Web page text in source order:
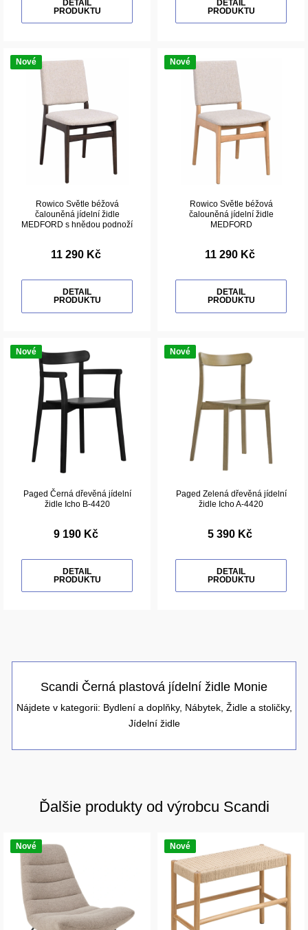
DETAIL
PRODUKTU
DETAIL
PRODUKTU
Nové
Rowico Světle béžová
čalouněná jídelní židle
MEDFORD s hnědou podnoží
11 290 Kč
DETAIL
PRODUKTU
Nové
Rowico Světle béžová
čalouněná jídelní židle
MEDFORD
11 290 Kč
DETAIL
PRODUKTU
Nové
Paged Černá dřevěná jídelní
židle Icho B-4420
9 190 Kč
DETAIL
PRODUKTU
Nové
Paged Zelená dřevěná jídelní
židle Icho A-4420
5 390 Kč
DETAIL
PRODUKTU
Scandi Černá plastová jídelní židle Monie
Nájdete v kategorii: Bydlení a doplňky, Nábytek, Židle a stoličky,
Jídelní židle
Ďalšie produkty od výrobcu Scandi
Nové Nové